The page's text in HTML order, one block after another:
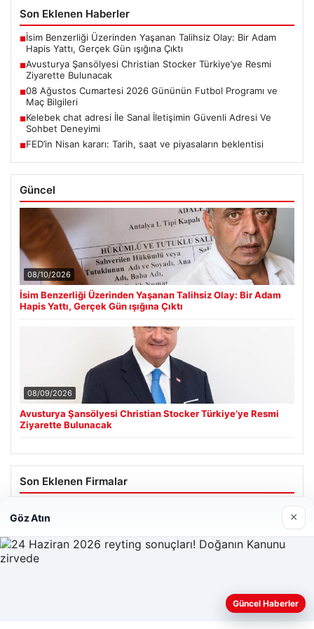
Son Eklenen Haberler
■İsim Benzerliği Üzerinden Yaşanan Talihsiz Olay: Bir Adam
Hapis Yattı, Gerçek Gün ışığına Çıktı
■Avusturya Şansölyesi Christian Stocker Türkiye’ye Resmi
Ziyarette Bulunacak
■08 Ağustos Cumartesi 2026 Gününün Futbol Programı ve
Maç Bilgileri
■Kelebek chat adresi İle Sanal İletişimin Güvenli Adresi Ve
Sohbet Deneyimi
■FED’in Nisan kararı: Tarih, saat ve piyasaların beklentisi
Güncel
08/10/2026
İsim Benzerliği Üzerinden Yaşanan Talihsiz Olay: Bir Adam
Hapis Yattı, Gerçek Gün ışığına Çıktı
08/09/2026
Avusturya Şansölyesi Christian Stocker Türkiye’ye Resmi
Ziyarette Bulunacak
Son Eklenen Firmalar
Web sitemizi nasıl kullandığınızı daha iyi anlayabilmek,
Göz Atın ×
Güncel Haberler